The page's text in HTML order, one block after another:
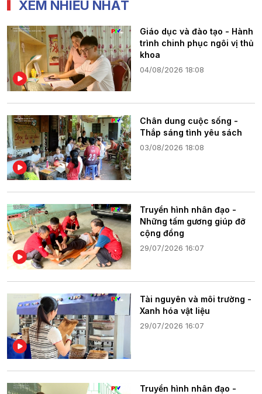
XEM NHIỀU NHẤT
Giáo dục và đào tạo - Hành
trình chinh phục ngôi vị thủ
khoa
04/08/2026 18:08
Chân dung cuộc sống -
Thắp sáng tình yêu sách
03/08/2026 18:08
Truyền hình nhân đạo -
Những tấm gương giúp đỡ
cộng đồng
29/07/2026 16:07
Tài nguyên và môi trường -
Xanh hóa vật liệu
29/07/2026 16:07
Truyền hình nhân đạo -